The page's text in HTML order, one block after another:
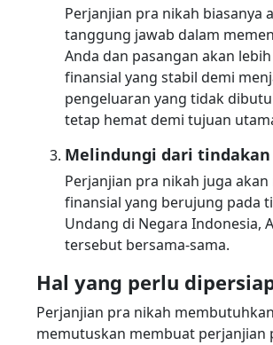
Perjanjian pra nikah biasanya
tanggung jawab dalam
Anda dan pasangan akan
finansial yang stabil demi
pengeluaran yang tidak
tetap hemat demi tujuan
Melindungi dari
Perjanjian pra nikah juga
finansial yang berujung pada
Undang di Negara Indonesia,
tersebut bersama-sama.
Hal yang perlu
Perjanjian pra nikah
memutuskan membuat perjanjian